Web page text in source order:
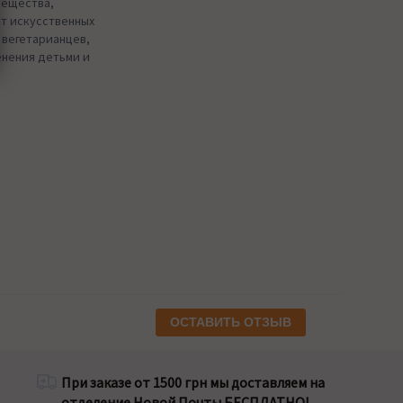
искусственных
детьми и
ОСТАВИТЬ ОТЗЫВ
При заказе от 1500 грн мы доставляем на